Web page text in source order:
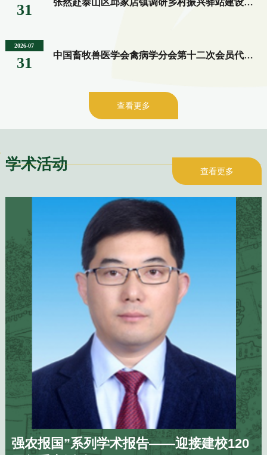
查看更多
31
2026-07
31 中国畜牧兽医学会禽病学分会第十二次会员代表大会举行
学术活动 查看更多
强农报国”系列学术报告——迎接建校120